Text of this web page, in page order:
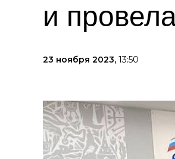
и
23 ноября 2023, 13:50